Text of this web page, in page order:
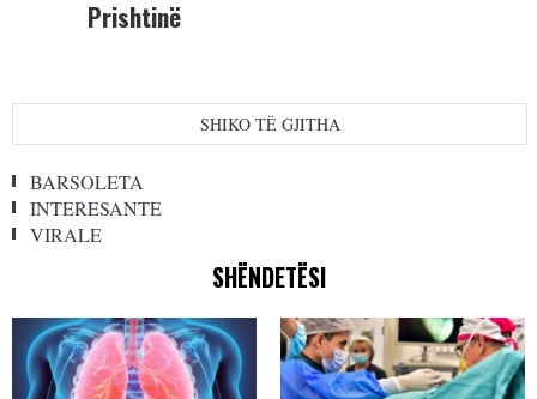
Prishtinë
SHIKO TË GJITHA
BARSOLETA
INTERESANTE
VIRALE
SHËNDETËSI